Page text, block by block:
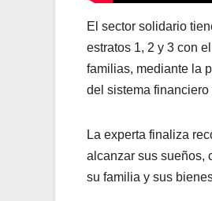
El sector solidario
estratos 1, 2 y 3 con
familias, mediante la
del sistema financiero
La experta finaliza
alcanzar sus sueños,
su familia y sus